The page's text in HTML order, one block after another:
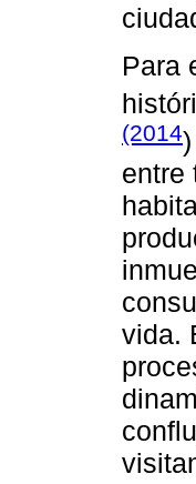
Para
(2014
entre
vida.